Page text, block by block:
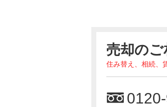
売却のご
住み替え、相続、